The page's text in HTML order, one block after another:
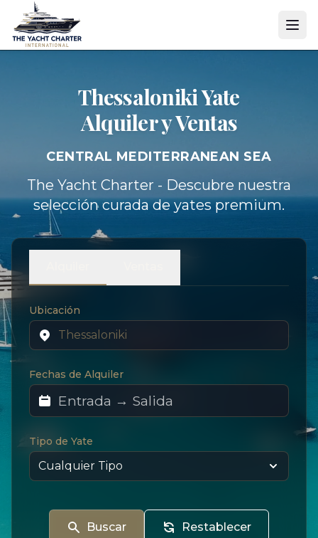
Thessaloniki Yate
Alquiler y Ventas
CENTRAL MEDITERRANEAN SEA
The Yacht Charter - Descubre nuestra
selección curada de yates premium.
Ubicación
Fechas de Alquiler
Tipo de Yate
Buscar Restablecer